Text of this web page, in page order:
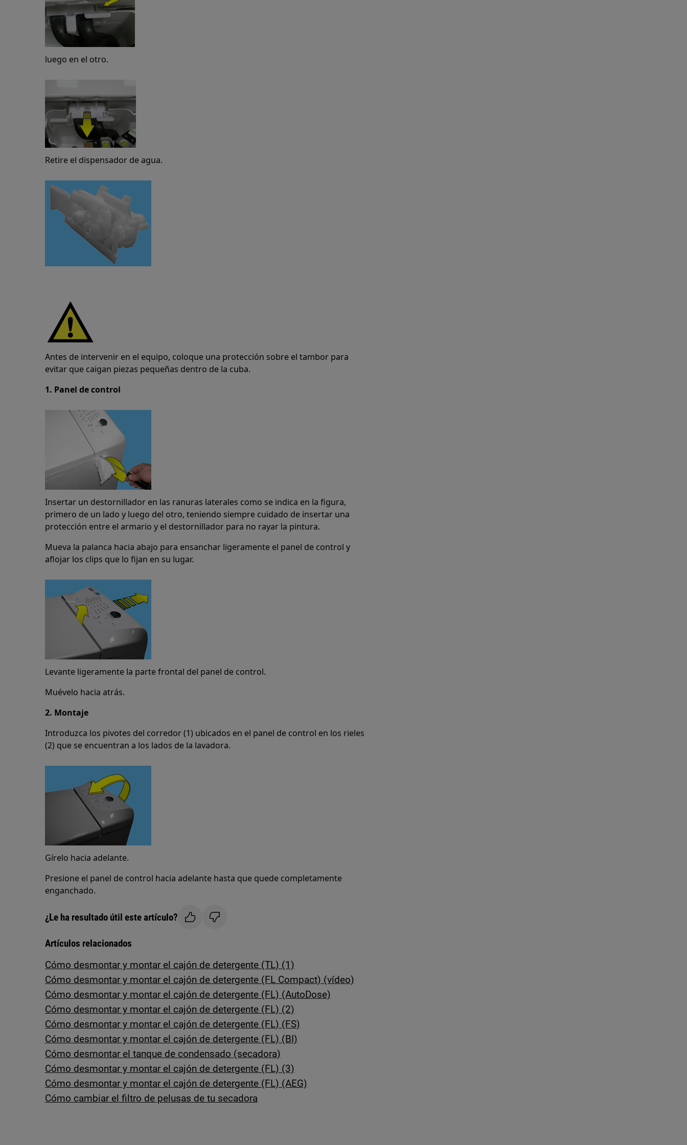
luego en el otro.
Retire el dispensador de agua.
Antes de intervenir en el equipo, coloque una protección sobre el tambor para
evitar que caigan piezas pequeñas dentro de la cuba.
1. Panel de control
Insertar un destornillador en las ranuras laterales como se indica en la figura,
primero de un lado y luego del otro, teniendo siempre cuidado de insertar una
protección entre el armario y el destornillador para no rayar la pintura.
Mueva la palanca hacia abajo para ensanchar ligeramente el panel de control y
aflojar los clips que lo fijan en su lugar.
Levante ligeramente la parte frontal del panel de control.
Muévelo hacia atrás.
2. Montaje
Introduzca los pivotes del corredor (1) ubicados en el panel de control en los rieles
(2) que se encuentran a los lados de la lavadora.
Gírelo hacia adelante.
Presione el panel de control hacia adelante hasta que quede completamente
enganchado.
¿Le ha resultado útil este artículo?
Artículos relacionados
Cómo desmontar y montar el cajón de detergente (TL) (1)
Cómo desmontar y montar el cajón de detergente (FL Compact) (vídeo)
Cómo desmontar y montar el cajón de detergente (FL) (AutoDose)
Cómo desmontar y montar el cajón de detergente (FL) (2)
Cómo desmontar y montar el cajón de detergente (FL) (FS)
Cómo desmontar y montar el cajón de detergente (FL) (BI)
Cómo desmontar el tanque de condensado (secadora)
Cómo desmontar y montar el cajón de detergente (FL) (3)
Cómo desmontar y montar el cajón de detergente (FL) (AEG)
Cómo cambiar el filtro de pelusas de tu secadora